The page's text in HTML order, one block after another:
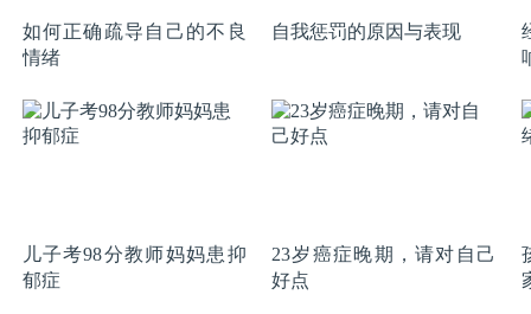
如何正确疏导自己的不良
情绪
自我惩罚的原因与表现
儿子考98分教师妈妈患抑
郁症
23岁癌症晚期，请对自己
好点